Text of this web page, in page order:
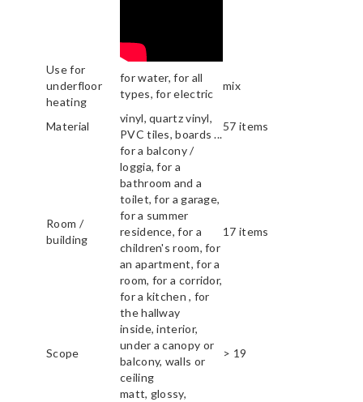
Use for
underfloor
heating
for water, for all
types, for electric
mix
Material
vinyl, quartz vinyl,
PVC tiles, boards ...
57 items
Room /
building
for a balcony /
loggia, for a
bathroom and a
toilet, for a garage,
for a summer
residence, for a
children's room, for
an apartment, for a
room, for a corridor,
for a kitchen , for
the hallway
17 items
Scope
inside, interior,
under a canopy or
balcony, walls or
ceiling
> 19
matt, glossy,